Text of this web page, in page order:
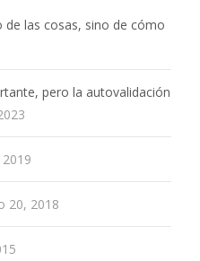
las cosas, sino de cómo
pero la autovalidación
20, 2018